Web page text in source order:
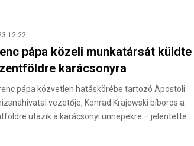
pápa közeli munkatársát küldte
karácsonyra
pápa közvetlen hatáskörébe tartozó Apostoli
vezetője, Konrad Krajewski bíboros a
utazik a karácsonyi ünnepekre – jelentette…